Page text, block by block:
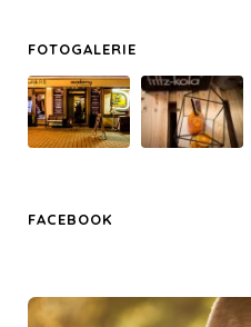
FOTOGALERIE
FACEBOOK